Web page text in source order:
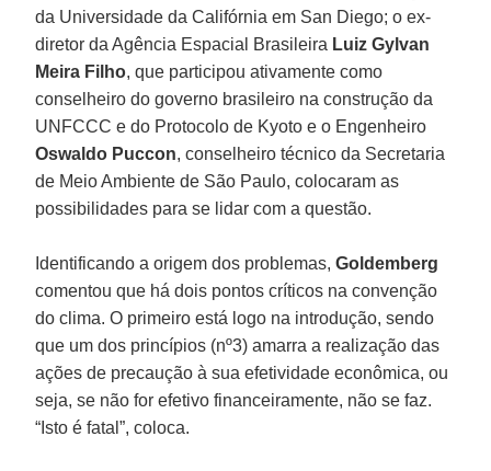
da Universidade da Califórnia em San Diego; o ex-
diretor da Agência Espacial Brasileira Luiz Gylvan
Meira Filho, que participou ativamente como
conselheiro do governo brasileiro na construção da
UNFCCC e do Protocolo de Kyoto e o Engenheiro
Oswaldo Puccon, conselheiro técnico da Secretaria
de Meio Ambiente de São Paulo, colocaram as
possibilidades para se lidar com a questão.
Identificando a origem dos problemas,Goldemberg
comentou que há dois pontos críticos na convenção
do clima. O primeiro está logo na introdução, sendo
que um dos princípios (nº3) amarra a realização das
ações de precaução à sua efetividade econômica, ou
seja, se não for efetivo financeiramente, não se faz.
“Isto é fatal”, coloca.